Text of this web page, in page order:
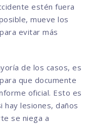
estén fuera
mueve los
evitar más
de los casos, es
que documente
oficial. Esto es
lesiones, daños
se niega a